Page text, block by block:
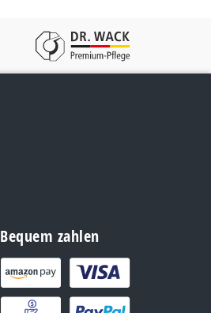
Bequem zahlen